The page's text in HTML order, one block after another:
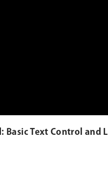
Basic Text Control and